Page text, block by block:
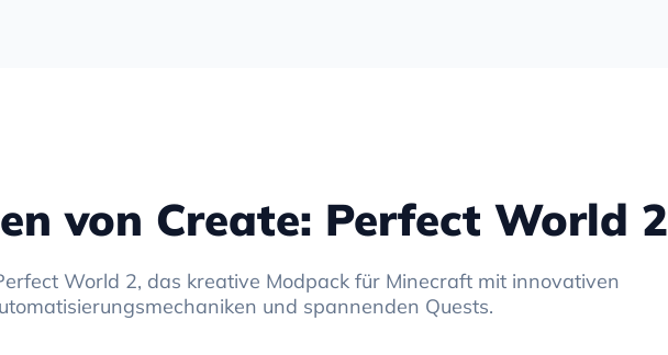
von Create: Perfect World 2
World 2, das kreative Modpack für Minecraft mit innovativen
und spannenden Quests.